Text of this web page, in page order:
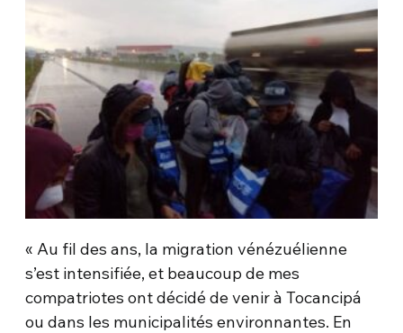
« Au fil des ans, la migration vénézuélienne
s’est intensifiée, et beaucoup de mes
compatriotes ont décidé de venir à Tocancipá
ou dans les municipalités environnantes. En